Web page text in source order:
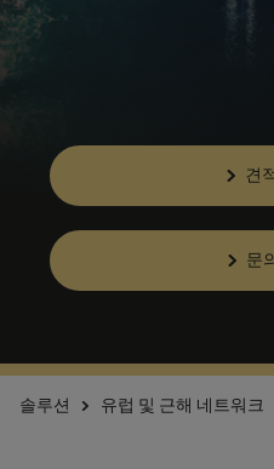
견
문
솔루션 유럽 및 근해 네트워크